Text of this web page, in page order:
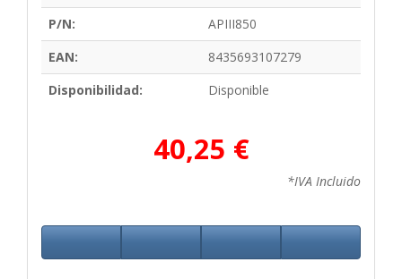
P/N:
APIII850
EAN:
8435693107279
Disponibilidad:
Disponible
40,25 €
*IVA Incluido